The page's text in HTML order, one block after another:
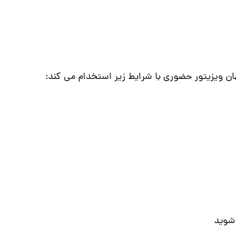
حضوری با شرایط زیر استخدام می کند: